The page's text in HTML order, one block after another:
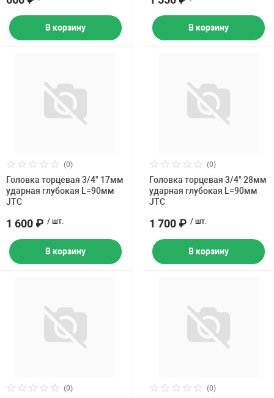
В корзину В корзину
(0)
Головка торцевая 3/4" 17мм
ударная глубокая L=90мм
JTC
1 600 ₽ / шт.
В корзину
(0)
Головка торцевая 3/4" 28мм
ударная глубокая L=90мм
JTC
1 700 ₽ / шт.
В корзину
(0) (0)